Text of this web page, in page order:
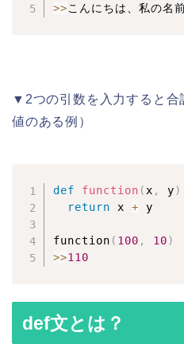
>>こんにちは、私の名
▼2つの引数を入力すると合
値のある例）
def function ( x , y)
return x + y
function ( 100 , 10)
>>110
def文とは？